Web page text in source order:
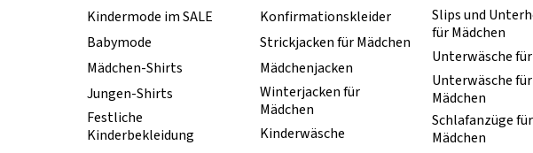
Kindermode im SALE
Babymode
Mädchen-Shirts
Jungen-Shirts
Festliche
Kinderbekleidung
Konfirmationskleider
Strickjacken für Mädchen
Mädchenjacken
Winterjacken für
Mädchen
Kinderwäsche
Slips und
für Mädchen
Unterwäsche
Unterwäsche für
Mädchen
Schlafanzüge für
Mädchen